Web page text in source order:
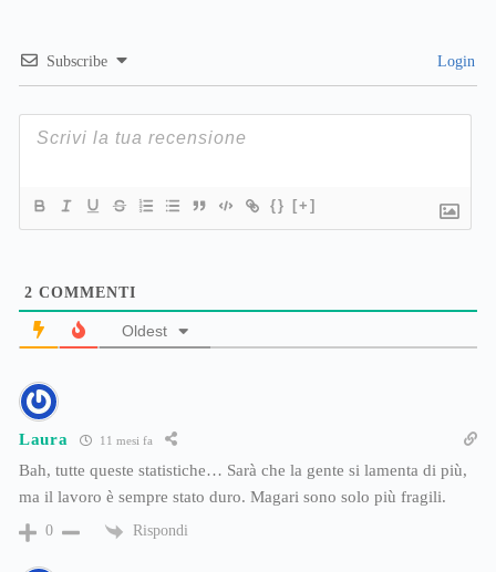
Subscribe Login
{} [+]
2 COMMENTI
Oldest
Laura 11 mesi fa
Bah, tutte queste statistiche… Sarà che la gente si lamenta di più,
ma il lavoro è sempre stato duro. Magari sono solo più fragili.
0 Rispondi